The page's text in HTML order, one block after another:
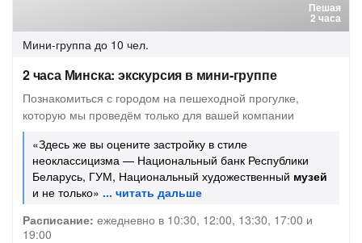
Пешая
2 часа
Мини-группа до 10 чел.
2 часа Минска: экскурсия в мини-группе
Познакомиться с городом на пешеходной прогулке,
которую мы проведём только для вашей компании
«Здесь же вы оцените застройку в стиле
неоклассицизма — Национальный банк Республики
Беларусь, ГУМ, Национальный художественный музей
и не только»
Расписание: ежедневно в 10:30, 12:00, 13:30, 17:00 и
19:00